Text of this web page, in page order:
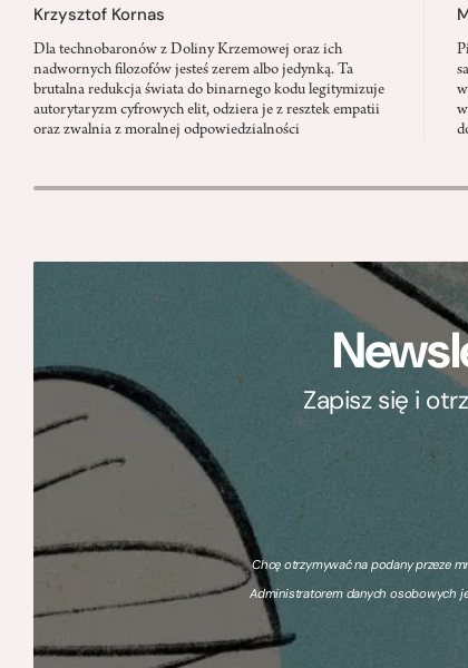
Krzysztof Kornas
Dla technobaronów z Doliny Krzemowej oraz ich
nadwornych filozofów jesteś zerem albo jedynką. Ta
brutalna redukcja świata do binarnego kodu legitymizuje
autorytaryzm cyfrowych elit, odziera je z resztek empatii
oraz zwalnia z moralnej odpowiedzialności
Zapisz się i
Chcę otrzymywać na podany przeze
Administratorem danych osobowych